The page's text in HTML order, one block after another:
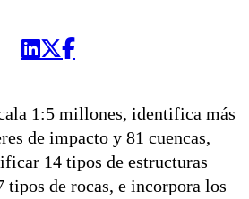
1:5 millones, identifica más
de impacto y 81 cuencas,
14 tipos de estructuras
tipos de rocas, e incorpora los